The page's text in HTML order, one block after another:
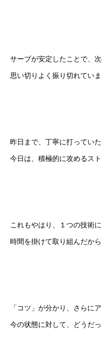
サーブが安定したことで、次
思い切りよく振り切れていま
昨日まで、丁寧に打ってい
今日は、積極的に攻めるス
これもやはり、１つの技術に
時間を掛けて取り組んだから
「コツ」が分かり、さらに
今の状態に対して、どうだ